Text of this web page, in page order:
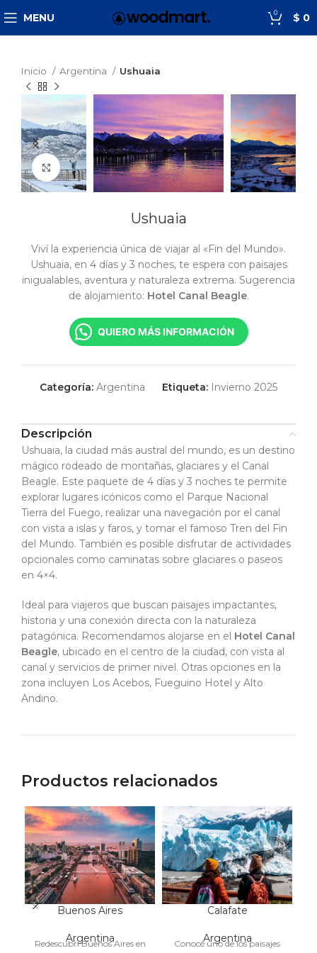
MENU 0 $ 0
Inicio Argentina Ushuaia
Click to enlarge
Ushuaia
Viví la experiencia única de viajar al «Fin del Mundo».
Ushuaia, en 4 días y 3 noches, te espera con paisajes
inigualables, aventura y naturaleza extrema. Sugerencia
de alojamiento: Hotel Canal Beagle.
QUIERO MÁS INFORMACIÓN
Categoría: Argentina Etiqueta: Invierno 2025
Descripción
Ushuaia, la ciudad más austral del mundo, es un destino
mágico rodeado de montañas, glaciares y el Canal
Beagle. Este paquete de 4 días y 3 noches te permite
explorar lugares icónicos como el Parque Nacional
Tierra del Fuego, realizar una navegación por el canal
con vista a islas y faros, y tomar el famoso Tren del Fin
del Mundo. También es posible disfrutar de actividades
opcionales como caminatas sobre glaciares o paseos
en 4×4.
Ideal para viajeros que buscan paisajes impactantes,
historia y una conexión directa con la naturaleza
patagónica. Recomendamos alojarse en el Hotel Canal
Beagle, ubicado en el centro de la ciudad, con vista al
canal y servicios de primer nivel. Otras opciones en la
zona incluyen Los Acebos, Fueguino Hotel y Alto
Andino.
Productos relacionados
Buenos Aires
Argentina
Redescubrí Buenos Aires en
Calafate
Argentina
Conocé uno de los paisajes